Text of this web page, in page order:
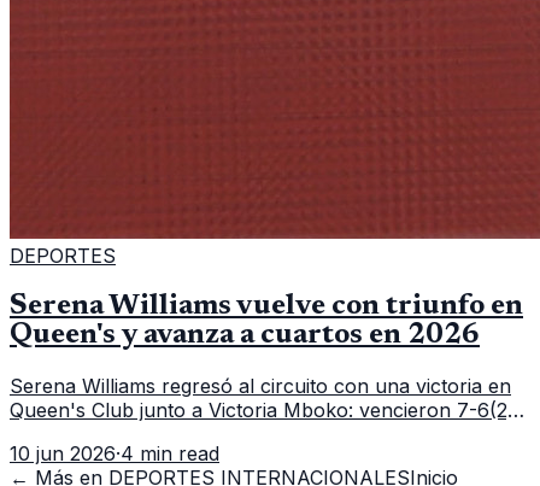
DEPORTES
Serena Williams vuelve con triunfo en
Queen's y avanza a cuartos en 2026
Serena Williams regresó al circuito con una victoria en
Queen's Club junto a Victoria Mboko: vencieron 7-6(2),
meterse en cuartos de final.
10 jun 2026·4 min read
← Más en DEPORTES INTERNACIONALESInicio